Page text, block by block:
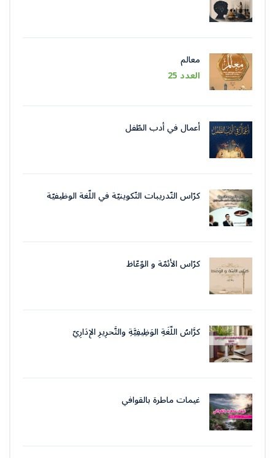
معالم
العدد 25
أعمال في أدب الطّفل
كرّاس التّدريبات التّكوينيّة في اللّغة الوظيفيّة
كرّاس الأئمّة و الوّعّاظ
كرَّاسُ اللُّغَةِ الوَظِيفِيَّةِ والتَّحرِيرِ الإِدَارِيّ
غيمات ماطرة بالقوافي